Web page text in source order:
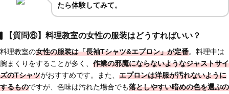
たら体験してみて。
【質問⑥】料理教室の女性の服装はどうすればいい？
料理教室の女性の服装は「長袖Tシャツ&エプロン」が定番。料理中は
腕まくりをすることが多く、 作業の邪魔にならないようなジャストサイ
ズのTシャツがおすすめです。また、 エプロンは洋服が汚れないように
するものですが、色味は汚れた場合でも落としやすい暗めの色を選ぶの